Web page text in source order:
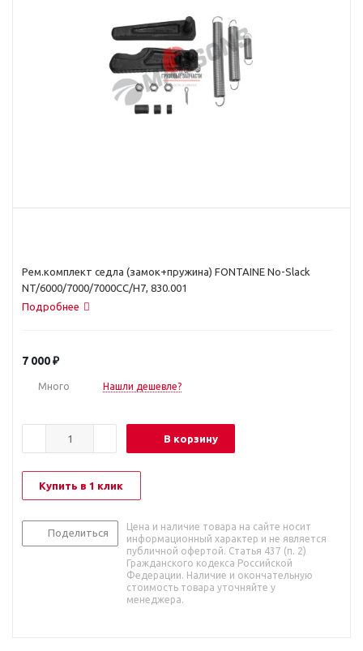
Рем.комплект седла (замок+пружина) FONTAINE No-Slack
NT/6000/7000/7000CC/H7, 830.001
Подробнее
7 000₽
Много Нашли дешевле?
В корзину
Купить в 1 клик
Поделиться
Цена и наличие товара на сайте носит
информационный характер и не является
публичной офертой. Статья 437 (п. 2)
Гражданского кодекса Российской
Федерации. Наличие и окончательную
стоимость товара уточняйте у
менеджера.